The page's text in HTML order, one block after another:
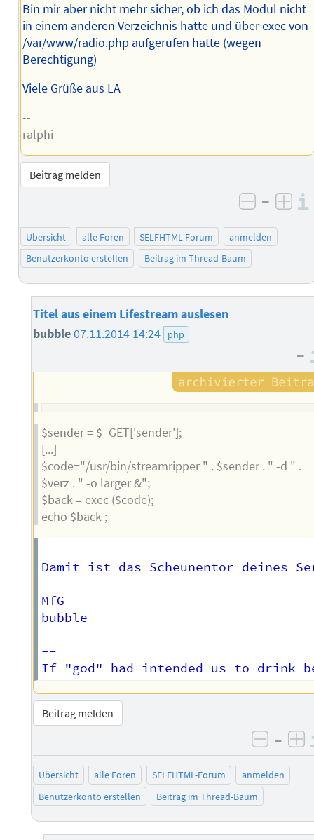
Bin mir aber nicht mehr sicher, ob ich das Modul nicht
in einem anderen Verzeichnis hatte und über exec von
/var/www/radio.php aufgerufen hatte (wegen
Berechtigung)
Viele Grüße aus LA
--
ralphi
Beitrag melden
negativ
–
Übersicht alle Foren SELFHTML-Forum
anmelden
Benutzerkonto erstellen
Beitrag im Thread-Baum
Titel aus einem Lifestream auslesen
bubble07.11.2014 14:24 php
–
$sender = $_GET['sender'];
[...]
$code="/usr/bin/streamripper " . $sender . " -d " .
$verz . " -o larger &";
$back = exec ($code);
echo $back ;
Damit ist das Scheunentor deines
MfG
bubble
--
Beitrag melden
–
Übersicht alle Foren SELFHTML-Forum
anmelden
Benutzerkonto erstellen
Beitrag im Thread-Baum